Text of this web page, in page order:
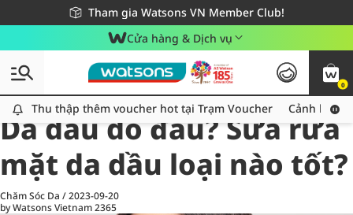
Tham gia Watsons VN Member Club!
Miễn phí giao hàng cho đơn hàng từ 249,000Đ
Giao hàng nhanh 24h - Áp dụng khu vực TP. Hồ Chí Minh
Cửa hàng & Dịch vụ
0
Thu thập thêm voucher hot tại Trạm Voucher
Thu thập thêm voucher hot tại Trạm Voucher Cảnh báo
All
Chăm Sóc Cá Nhân
Da dầu do đâu? Sữa rửa
mặt da dầu loại nào tốt?
Chăm Sóc Da /2023-09-20
by Watsons Vietnam2365